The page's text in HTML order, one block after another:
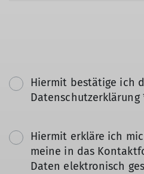
Hiermit bestätige ich
Datenschutzerklärung
Hiermit erkläre ich
meine in das
Daten elektronisch